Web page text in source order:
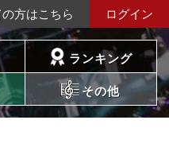
方はこちら ログイン
ランキング
その他